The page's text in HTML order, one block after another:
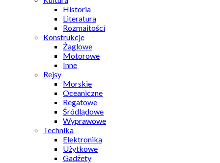
Historia
Literatura
Rozmaitości
Konstrukcje
Żaglowe
Motorowe
Inne
Rejsy
Morskie
Oceaniczne
Regatowe
Śródlądowe
Wyprawowe
Technika
Elektronika
Użytkowe
Gadżety